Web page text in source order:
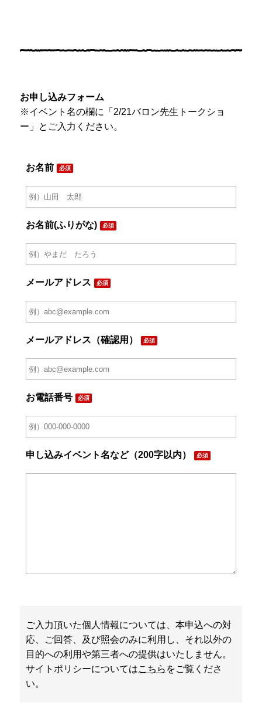
お申し込みフォーム
※イベント名の欄に「2/21バロン先生トークショ
ー」とご入力ください。
お名前 必須
お名前(ふりがな) 必須
メールアドレス 必須
メールアドレス（確認用） 必須
お電話番号 必須
申し込みイベント名など（200字以内） 必須
ご入力頂いた個人情報については、本申込への対
応、ご回答、及び照会のみに利用し、それ以外の
目的への利用や第三者への提供はいたしません。
サイトポリシーについてはこちら をご覧くださ
い。